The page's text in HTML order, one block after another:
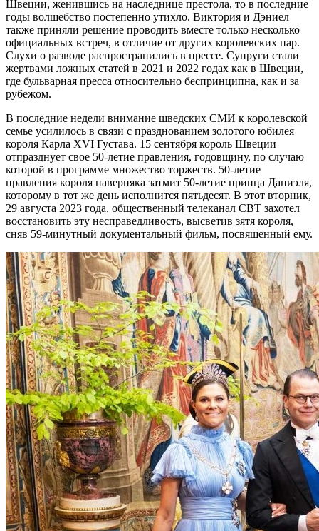
Швеции, женившись на наследнице престола, то в последние
годы волшебство постепенно утихло. Виктория и Дэниел
также приняли решение проводить вместе только несколько
официальных встреч, в отличие от других королевских пар.
Слухи о разводе распространились в прессе. Супруги стали
жертвами ложных статей в 2021 и 2022 годах как в Швеции,
где бульварная пресса относительно беспринципна, как и за
рубежом.
В последние недели внимание шведских СМИ к королевской
семье усилилось в связи с празднованием золотого юбилея
короля Карла XVI Густава. 15 сентября король Швеции
отпразднует свое 50-летие правления, годовщину, по случаю
которой в программе множество торжеств. 50-летие
правления короля наверняка затмит 50-летие принца Даниэля,
которому в тот же день исполнится пятьдесят. В этот вторник,
29 августа 2023 года, общественный телеканал СВТ захотел
восстановить эту несправедливость, высветив зятя короля,
сняв 59-минутный документальный фильм, посвященный ему.